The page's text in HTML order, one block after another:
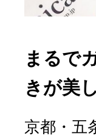
まるで
きが美
京都・五